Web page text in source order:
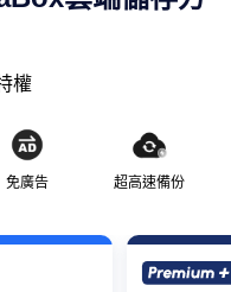
權
免廣告 超高速備份